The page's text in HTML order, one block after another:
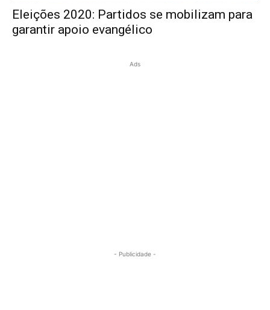
Eleições 2020: Partidos se mobilizam para
garantir apoio evangélico
Ads
- Publicidade -